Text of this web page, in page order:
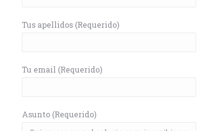
Tus apellidos (Requerido)
Tu email (Requerido)
Asunto (Requerido)